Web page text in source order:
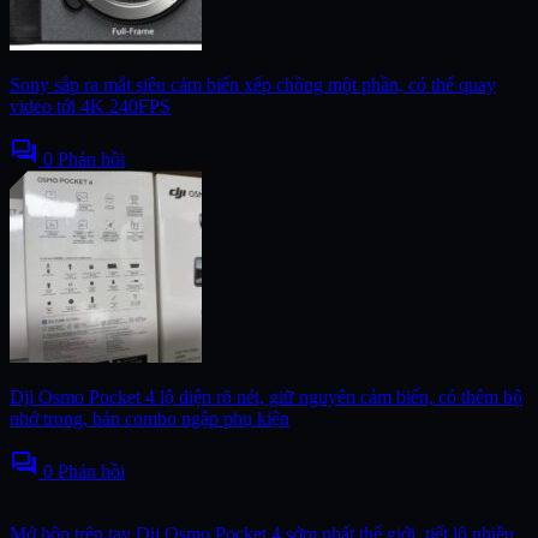
Sony sắp ra mắt siêu cảm biến xếp chồng một phần, có thể quay
video tới 4K 240FPS
forum 0 Phản hồi
Dji Osmo Pocket 4 lộ diện rõ nét, giữ nguyên cảm biến, có thêm bộ
nhớ trong, bản combo ngập phụ kiện
forum 0 Phản hồi